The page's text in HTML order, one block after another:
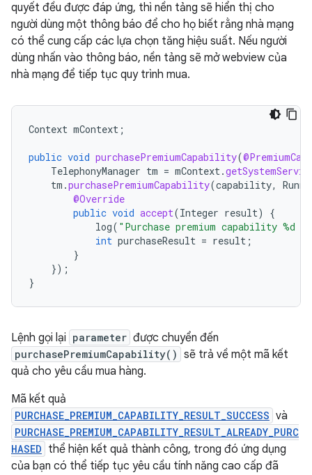
quyết đều được đáp ứng, thì nền tảng sẽ hiển thị cho
người dùng một thông báo để cho họ biết rằng nhà mạng
có thể cung cấp các lựa chọn tăng hiệu suất. Nếu người
dùng nhấn vào thông báo, nền tảng sẽ mở webview của
nhà mạng để tiếp tục quy trình mua.
Context mContext ;
public void purchasePremiumCapability(
TelephonyManager tm = mContext.
tm .purchasePremiumCapability(capability,
@Override
public void accept(Integer result)
{
log( "Purchase premium capability %d
int purchaseResult = result ;
}
});
}
Lệnh gọi lại parameter được chuyển đến
purchasePremiumCapability() sẽ trả về một mã kết
quả cho yêu cầu mua hàng.
Mã kết quả
PURCHASE_PREMIUM_CAPABILITY_RESULT_SUCCESS và
PURCHASE_PREMIUM_CAPABILITY_RESULT_ALREADY_PURC
HASED thể hiện kết quả thành công, trong đó ứng dụng
của bạn có thể tiếp tục yêu cầu tính năng cao cấp đã